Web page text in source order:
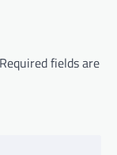
Required fields are